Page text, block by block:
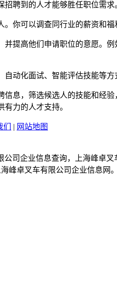
聘到的人才能够胜任职位需
你可以调查同行业的薪资和福
提高他们申请职位的意愿。
动化面试、智能评估技能等方
息，筛选候选人的技能和经
力的人才支持。
| 网站地图
公司企业信息查询，上海峰
峰卓叉车有限公司企业信息网。